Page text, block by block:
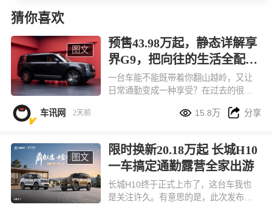
猜你喜欢
图文
预售43.98万起，静态详解享
界G9，把向往的生活全配齐
了
一台车能不能既带着你翻山越岭，又让
日常通勤变成一种享受？在过去的很长
一个。鸿蒙智行给出的答案很直接，首
舍。
车讯网 2天前  15.8万  分享
图文
限时换新20.18万起 长城H10
一车搞定通勤露营全家出游
长城H10终于正式上市了，这台车我也
是关注许久。有意思的是，此次发布会